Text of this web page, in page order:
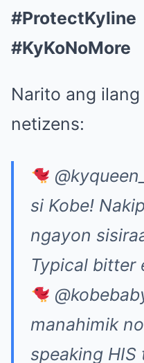
#ProtectKyline
#KyKoNoMore
Narito ang
netizens:
si Kobe!
ngayon
Typical bitter
manahimik
speaking